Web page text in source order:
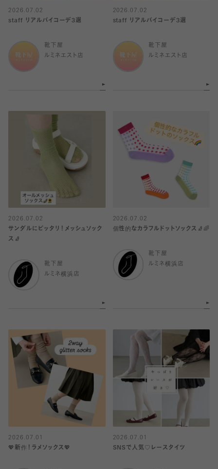
2026.07.02
staff リアルバイコーデ3選
靴下屋
ルミネエスト店
2026.07.02
staff リアルバイコーデ3選
靴下屋
ルミネエスト店
2026.07.02
サンダルにピッタリ！メッシュソック
ス🧦
靴下屋
ルミネ横浜店
2026.07.02
個性的なカラフルドットソックス🧦🌈
靴下屋
ルミネ横浜店
2026.07.01
💖新作！ラメソックス💖
2026.07.01
SNSで人気♡レースタイツ